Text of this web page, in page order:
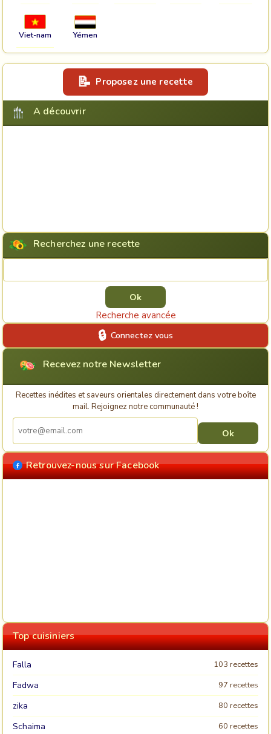
Viet-nam Yémen
Proposez une recette
A découvrir
Recherchez une recette
Recherche avancée
Connectez vous
Recevez notre Newsletter
Recettes inédites et saveurs orientales directement dans votre boîte
mail. Rejoignez notre communauté !
Retrouvez-nous sur Facebook
Top cuisiniers
Falla 103 recettes
Fadwa 97 recettes
zika 80 recettes
Schaima 60 recettes